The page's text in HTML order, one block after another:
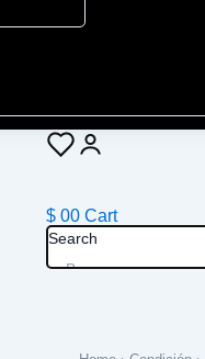
$ 00 Cart
Search